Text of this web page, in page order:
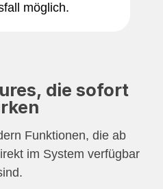
möglich.
die sofort
Funktionen, die ab
im System verfügbar